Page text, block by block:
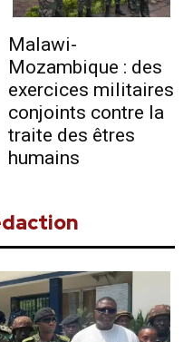
Malawi-
Mozambique : des
exercices militaires
conjoints contre la
traite des êtres
humains